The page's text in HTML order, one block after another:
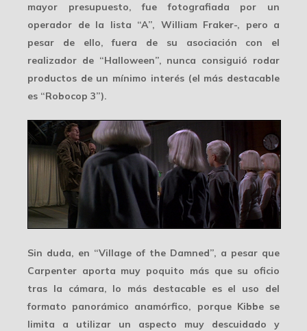
mayor presupuesto, fue fotografiada por un
operador de la lista “A”, William Fraker-, pero a
pesar de ello, fuera de su asociación con el
realizador de “Halloween”, nunca consiguió rodar
productos de un mínimo interés (el más destacable
es “Robocop 3”).
Sin duda, en “Village of the Damned”, a pesar que
Carpenter aporta muy poquito más que su oficio
tras la cámara, lo más destacable es el uso del
formato panorámico anamórfico, porque Kibbe se
limita a utilizar un aspecto muy descuidado y